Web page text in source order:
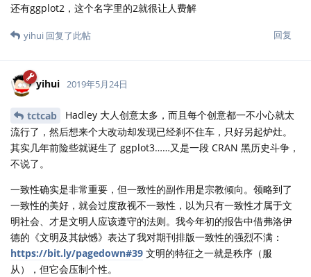
还有ggplot2，这个名字里的2就很让人费解
回复
yihui 回复了此帖
yihui 2019年5月24日
tctcab
Hadley 大人创意太多，而且每个创意都一不小心就太
流行了，然后想来个大改动却发现已经刹不住车，只好另起炉灶。
其实几年前险些就诞生了 ggplot3……又是一段 CRAN 黑历史斗争，
不说了。
一致性确实是非常重要，但一致性的副作用是宗教倾向。领略到了
一致性的美好，就会过度敌视不一致性，以为只有一致性才属于文
明社会、才是文明人应该遵守的法则。我今年初的报告中借弗洛伊
德的《文明及其缺憾》表达了我对期刊排版一致性的强烈不满：
https://bit.ly/pagedown#39 文明的特征之一就是秩序（服
从），但它会压制个性。